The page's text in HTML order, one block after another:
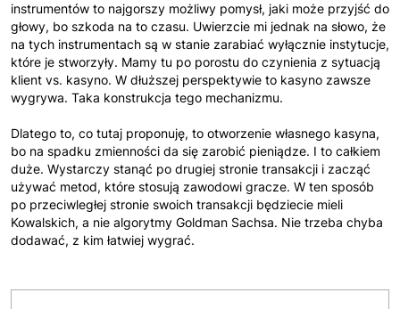
instrumentów to najgorszy możliwy pomysł, jaki może przyjść do
głowy, bo szkoda na to czasu. Uwierzcie mi jednak na słowo, że
na tych instrumentach są w stanie zarabiać wyłącznie instytucje,
które je stworzyły. Mamy tu po porostu do czynienia z sytuacją
klient vs. kasyno. W dłuższej perspektywie to kasyno zawsze
wygrywa. Taka konstrukcja tego mechanizmu.
Dlatego to, co tutaj proponuję, to otworzenie własnego kasyna,
bo na spadku zmienności da się zarobić pieniądze. I to całkiem
duże. Wystarczy stanąć po drugiej stronie transakcji i zacząć
używać metod, które stosują zawodowi gracze. W ten sposób
po przeciwległej stronie swoich transakcji będziecie mieli
Kowalskich, a nie algorytmy Goldman Sachsa. Nie trzeba chyba
dodawać, z kim łatwiej wygrać.